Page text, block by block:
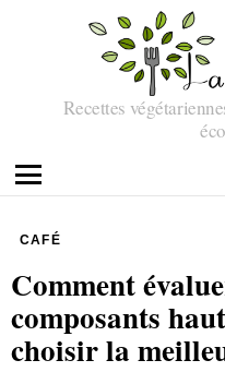
Recettes
Menu
CAFÉ
Comment
composants
choisir la